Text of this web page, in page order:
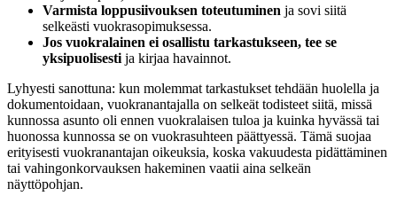
Varmista loppusiivouksen toteutuminen ja sovi siitä
selkeästi vuokrasopimuksessa.
Jos vuokralainen ei osallistu tarkastukseen, tee se
yksipuolisestija kirjaa havainnot.
Lyhyesti sanottuna: kun molemmat tarkastukset tehdään huolella ja
dokumentoidaan, vuokranantajalla on selkeät todisteet siitä, missä
kunnossa asunto oli ennen vuokralaisen tuloa ja kuinka hyvässä tai
huonossa kunnossa se on vuokrasuhteen päättyessä. Tämä suojaa
erityisesti vuokranantajan oikeuksia, koska vakuudesta pidättäminen
tai vahingonkorvauksen hakeminen vaatii aina selkeän
näyttöpohjan.